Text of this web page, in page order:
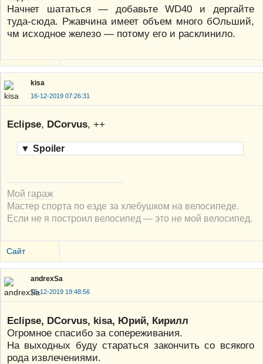
Начнет шататься — добавьте WD40 и дергайте
туда-сюда. Ржавчина имеет объем много бОльший,
чм исходное железо — потому его и расклинило.
kisa
16-12-2019 07:26:31
Eclipse, DCorvus, ++
▼ Spoiler
Мой гараж
Мастер спорта по езде за хлебушком на велосипеде.
Если не я построил велосипед — это не мой велосипед.
Сайт
andrexSa
16-12-2019 19:48:56
Eclipse, DCorvus, kisa, Юрий, Кирилл
Огромное спасибо за сопереживания.
На выходных буду стараться закончить со всякого
рода извлечениями.